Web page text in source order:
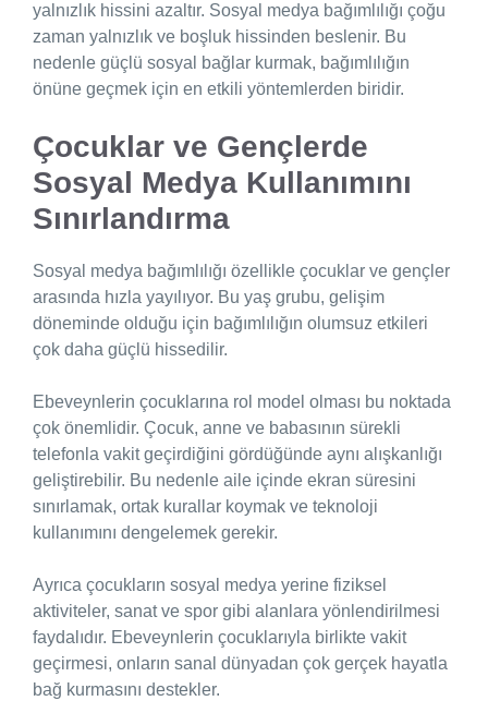
yalnızlık hissini azaltır. Sosyal medya bağımlılığı çoğu
zaman yalnızlık ve boşluk hissinden beslenir. Bu
nedenle güçlü sosyal bağlar kurmak, bağımlılığın
önüne geçmek için en etkili yöntemlerden biridir.
Çocuklar ve Gençlerde
Sosyal Medya Kullanımını
Sınırlandırma
Sosyal medya bağımlılığı özellikle çocuklar ve gençler
arasında hızla yayılıyor. Bu yaş grubu, gelişim
döneminde olduğu için bağımlılığın olumsuz etkileri
çok daha güçlü hissedilir.
Ebeveynlerin çocuklarına rol model olması bu noktada
çok önemlidir. Çocuk, anne ve babasının sürekli
telefonla vakit geçirdiğini gördüğünde aynı alışkanlığı
geliştirebilir. Bu nedenle aile içinde ekran süresini
sınırlamak, ortak kurallar koymak ve teknoloji
kullanımını dengelemek gerekir.
Ayrıca çocukların sosyal medya yerine fiziksel
aktiviteler, sanat ve spor gibi alanlara yönlendirilmesi
faydalıdır. Ebeveynlerin çocuklarıyla birlikte vakit
geçirmesi, onların sanal dünyadan çok gerçek hayatla
bağ kurmasını destekler.